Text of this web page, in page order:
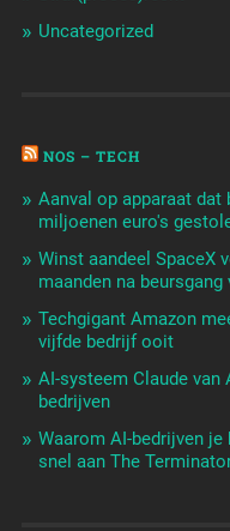
Uncategorized
NOS – TECH
Aanval op apparaat
miljoenen euro's
Winst aandeel SpaceX
maanden na beursgang
Techgigant Amazon
vijfde bedrijf ooit
AI-systeem Claude
bedrijven
Waarom AI-bedrijven je
snel aan The